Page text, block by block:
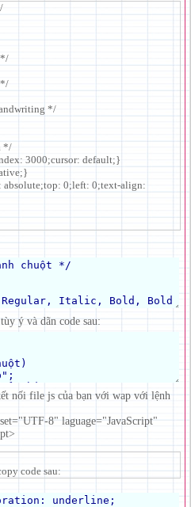
*/
*/
*/
*/
3000;cursor: default;}
0;left: 0;text-align:
ý và dãn code sau:
nối file js của bạn với wap với lệnh
8" laguage="JavaScript"
code sau: